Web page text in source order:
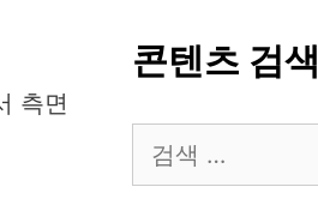
측면
콘텐츠 검색
색: